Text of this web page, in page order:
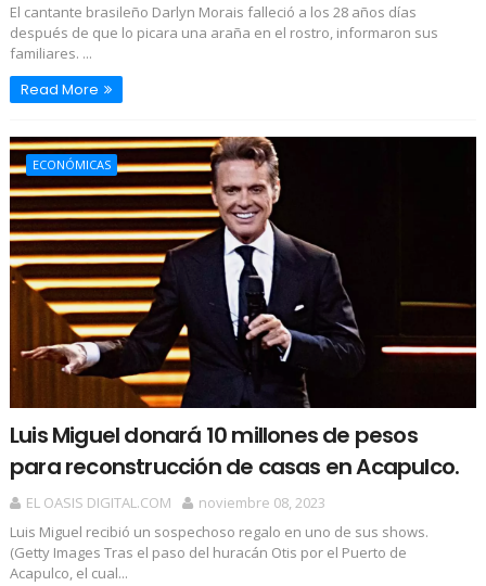
El cantante brasileño Darlyn Morais falleció a los 28 años días
después de que lo picara una araña en el rostro, informaron sus
familiares. ...
Read More
ECONÓMICAS
Luis Miguel donará 10 millones de pesos
para reconstrucción de casas en Acapulco.
EL OASIS DIGITAL.COM
noviembre 08, 2023
Luis Miguel recibió un sospechoso regalo en uno de sus shows.
(Getty Images Tras el paso del huracán Otis por el Puerto de
Acapulco, el cual...